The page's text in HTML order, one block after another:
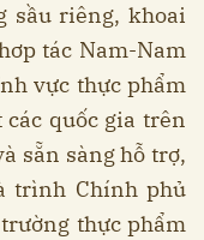
sầu riêng, khoai
tác Nam-Nam
vực thực phẩm
quốc gia trên
sẵn sàng hỗ trợ,
trình Chính phủ
thực phẩm